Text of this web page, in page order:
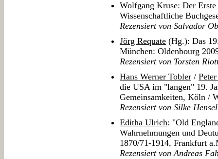
Wolfgang Kruse: Der
Wissenschaftliche
Rezensiert von Salvador
Jörg Requate (Hg.): Das
München: Oldenbourg
Rezensiert von Torsten
Hans Werner Tobler /
die USA im "langen" 19.
Gemeinsamkeiten, Köln /
Rezensiert von Silke Hensel
Editha Ulrich: "Old
Wahrnehmungen und
1870/71-1914, Frankfurt
Rezensiert von Andreas